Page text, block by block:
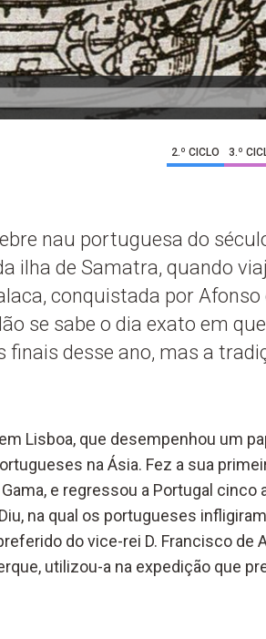
2.º CICLO 3.º
nau portuguesa do
ilha de Samatra, quando
conquistada por Afonso
se sabe o dia exato em
finais desse ano, mas a
Lisboa, que desempenhou um
na Ásia. Fez a sua
e regressou a Portugal cinco
na qual os portugueses
do vice-rei D. Francisco de
utilizou-a na expedição que